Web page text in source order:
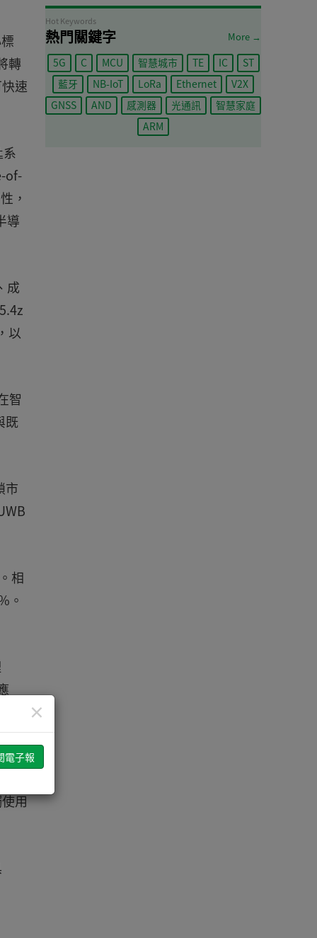
轉
速
of-
，
導
成
以
智
既
市
相
。
用
Hot Keywords
熱門關鍵字 More →
5G C MCU 智慧城市 TE IC
ST
藍牙
NB-IoT LoRa Ethernet
V2X
GNSS
AND 感測器 光通訊
智慧家庭
ARM
×